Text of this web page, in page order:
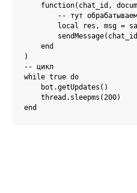
function(chat_id,
-- тут
local res, msg =
    end
)
-- цикл
while true do
    bot.getUpdates()
    thread.sleepms(200)
end